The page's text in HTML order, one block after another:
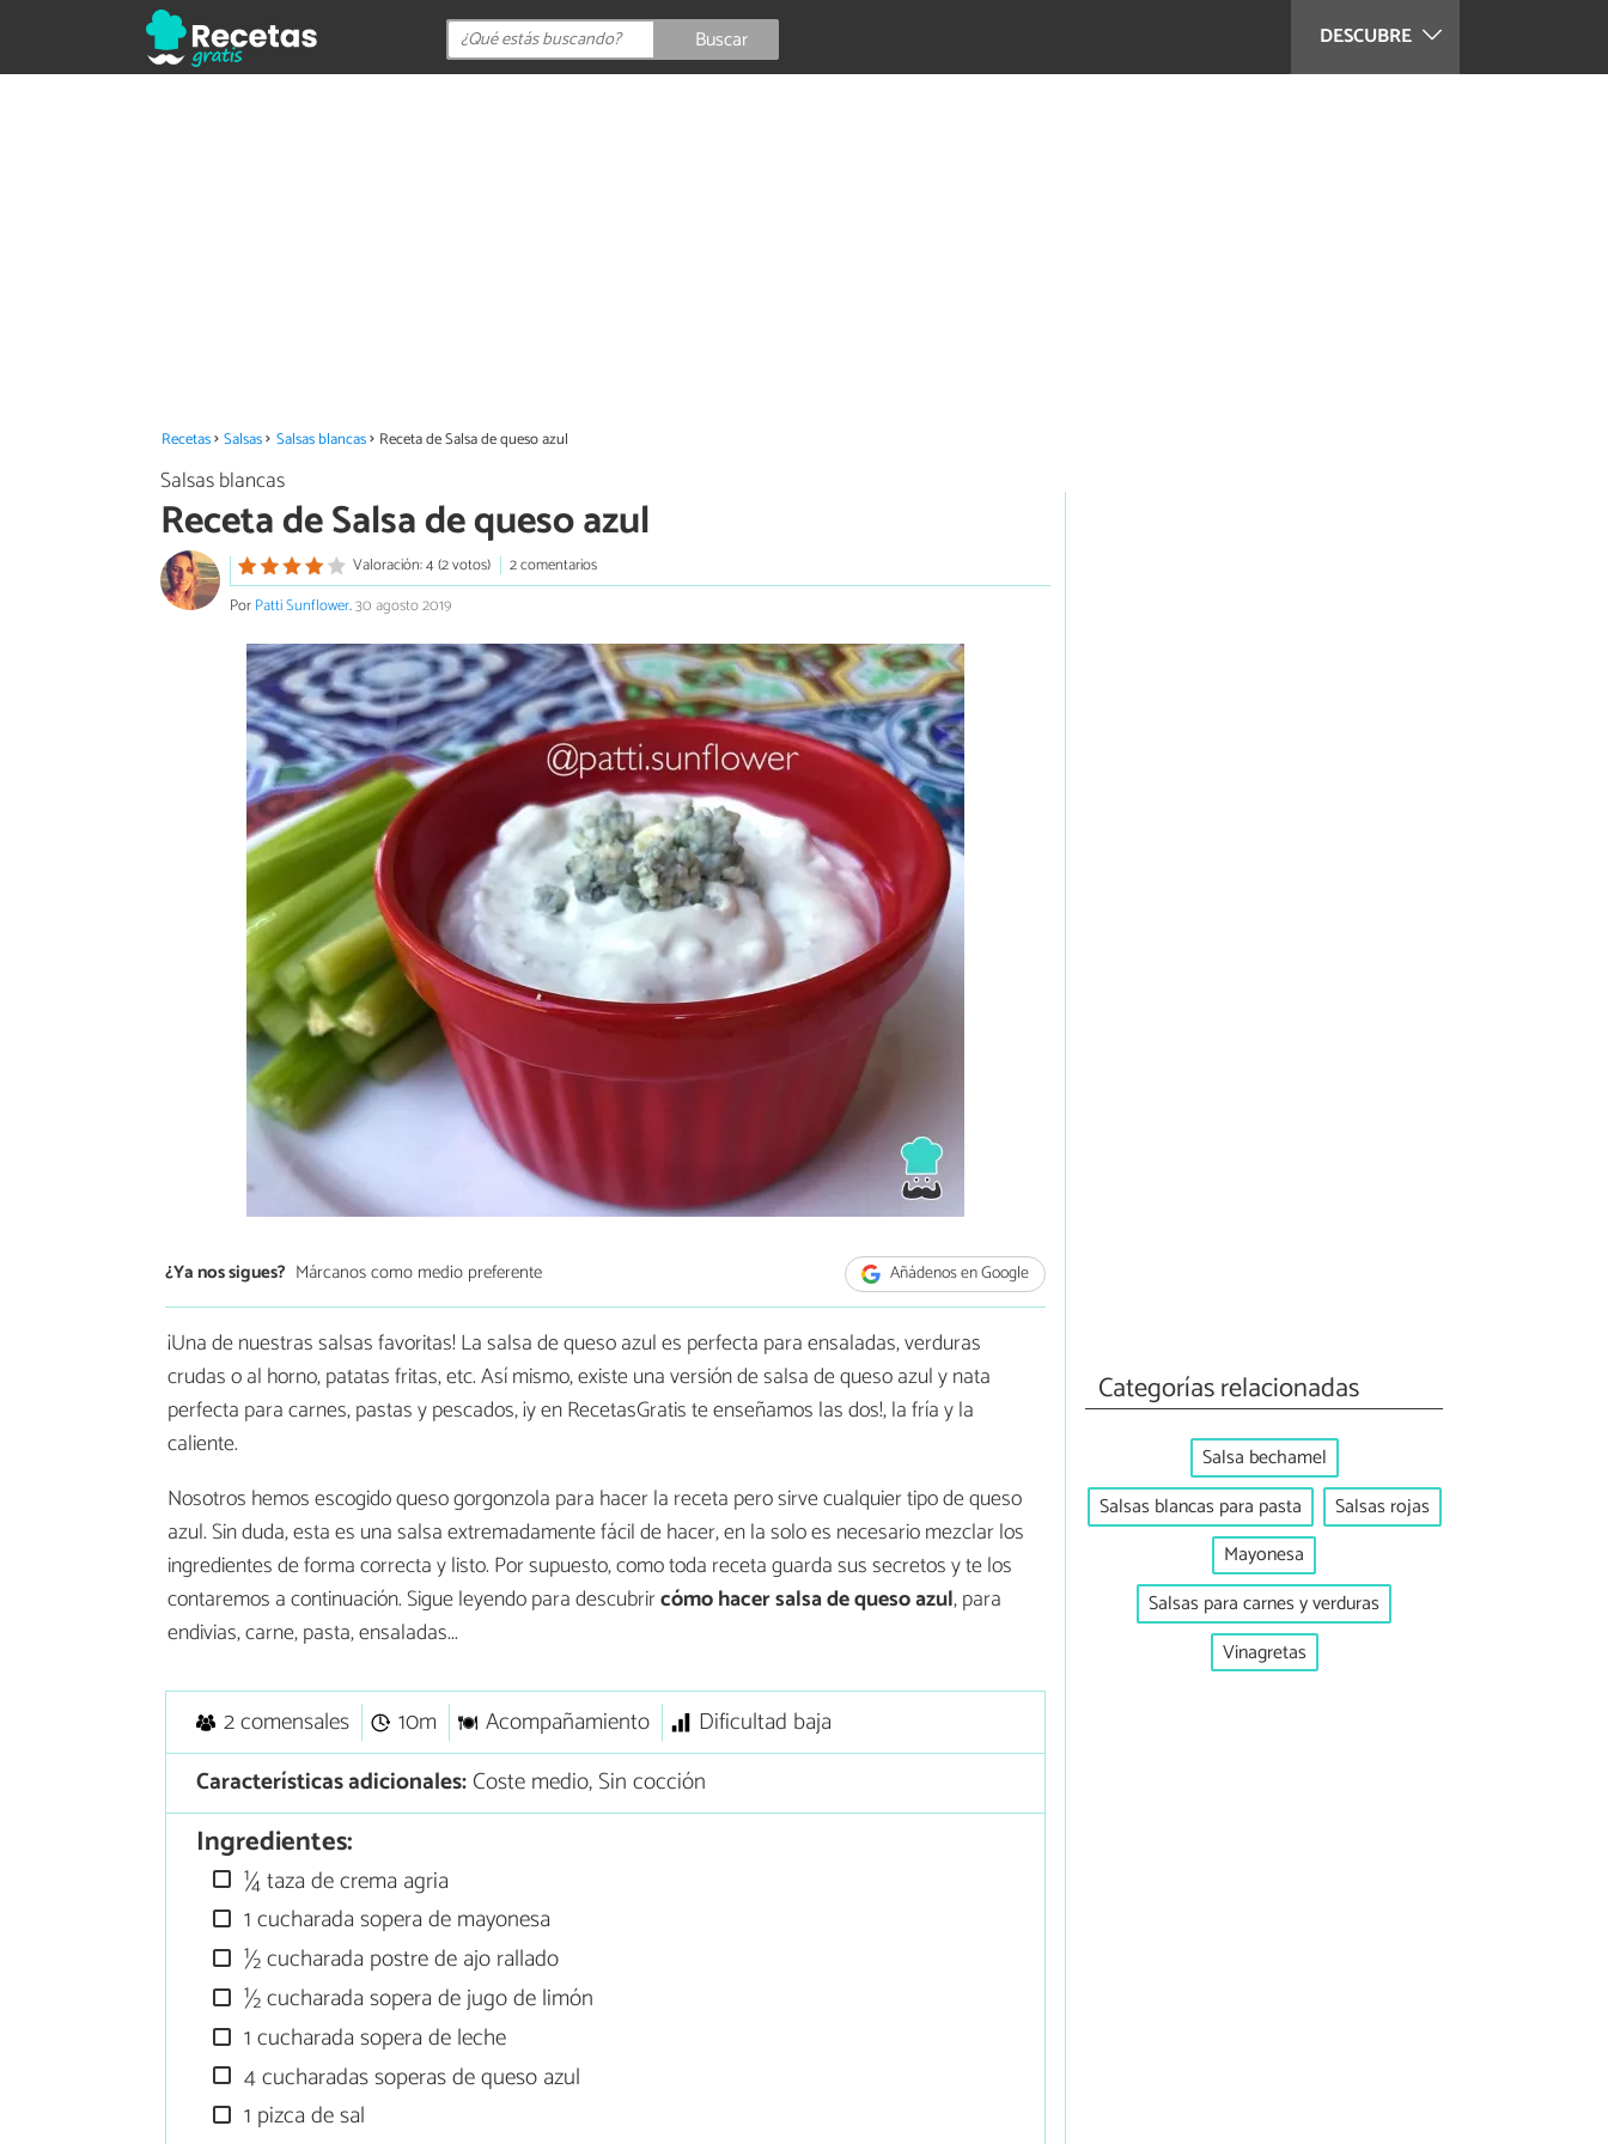
DESCUBRE
Buscar
Recetas Salsas Salsas blancas Receta de Salsa de queso azul
Salsas blancas
Receta de Salsa de queso azul
Valoración: 4 (2 votos)
2 comentarios
PorPatti Sunflower.30 agosto 2019
¿Ya nos sigues? Márcanos como medio preferente Añádenos en Google
¡Una de nuestras salsas favoritas! La salsa de queso azul es perfecta para ensaladas, verduras
crudas o al horno, patatas fritas, etc. Así mismo, existe una versión de salsa de queso azul y nata
perfecta para carnes, pastas y pescados, ¡y en RecetasGratis te enseñamos las dos!, la fría y la
caliente.
Nosotros hemos escogido queso gorgonzola para hacer la receta pero sirve cualquier tipo de queso
azul. Sin duda, esta es una salsa extremadamente fácil de hacer, en la solo es necesario mezclar los
ingredientes de forma correcta y listo. Por supuesto, como toda receta guarda sus secretos y te los
contaremos a continuación. Sigue leyendo para descubrircómo hacer salsa de queso azul, para
endivias, carne, pasta, ensaladas...
2 comensales 10m Acompañamiento
Dificultad baja
Características adicionales:Coste medio, Sin cocción
Ingredientes:
¼ taza de crema agria
1 cucharada sopera de mayonesa
½ cucharada postre de ajo rallado
½ cucharada sopera de jugo de limón
1 cucharada sopera de leche
4 cucharadas soperas de queso azul
1 pizca de sal
Categorías relacionadas
Salsa bechamel
Salsas blancas para pasta
Salsas rojas
Mayonesa
Salsas para carnes y verduras
Vinagretas